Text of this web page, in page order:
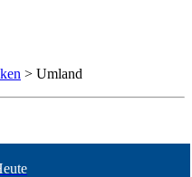
> Umland